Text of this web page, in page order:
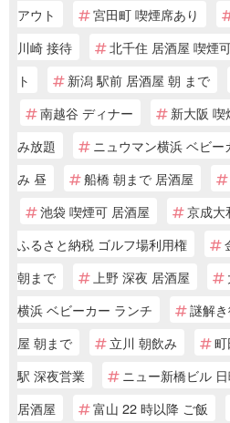
アウト
宮田町 喫煙席あり
川崎 接待
北千住 居酒屋 喫煙
ト
新潟 駅前 居酒屋 朝 まで
南越谷 ディナー
新大阪 喫
み放題
ニュウマン横浜 ベビー
み 昼
船橋 朝まで 居酒屋
池袋 喫煙可 居酒屋
京成大
ふるさと納税 ゴルフ場利用権
朝まで
上野 深夜 居酒屋
横浜 ベビーカー ランチ
謎解
屋 朝まで
立川 朝飲み
駅 深夜営業
ニュー新橋ビル
居酒屋
富山 22 時以降 ご飯